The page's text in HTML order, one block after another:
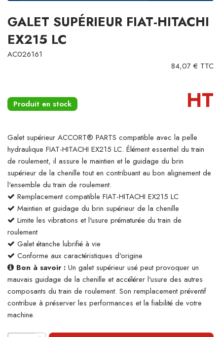
GALET SUPÉRIEUR FIAT-HITACHI
EX215 LC
AC026161
84,07 € TTC
Produit en stock HT
Galet supérieur ACCORT® PARTS compatible avec la pelle
hydraulique FIAT-HITACHI EX215 LC. Élément essentiel du train
de roulement, il assure le maintien et le guidage du brin
supérieur de la chenille tout en contribuant au bon alignement de
l'ensemble du train de roulement.
Remplacement compatible FIAT-HITACHI EX215 LC
Maintien et guidage du brin supérieur de la chenille
Limite les vibrations et l'usure prématurée du train de
roulement
Galet étanche lubrifié à vie
Conforme aux caractéristiques d'origine
Bon à savoir : Un galet supérieur usé peut provoquer un
mauvais guidage de la chenille et accélérer l'usure des autres
composants du train de roulement. Son remplacement préventif
contribue à préserver les performances et la fiabilité de votre
machine.